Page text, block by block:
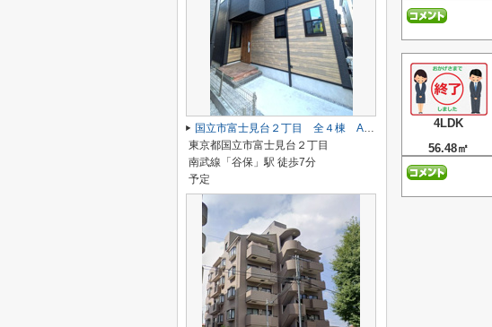
4LDK
56.48㎡
国立市富士見台２丁目 全４棟 A号棟 仲介手数料無料♪
東京都国立市富士見台２丁目
南武線「谷保」駅 徒歩7分
予定